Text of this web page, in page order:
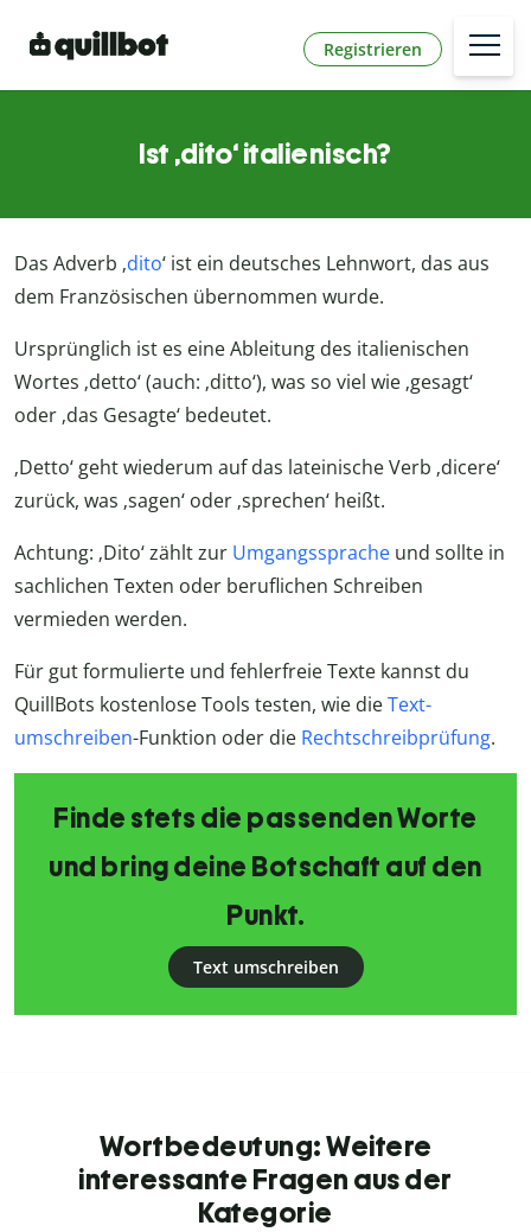
Registrieren
Ist ‚dito‘ italienisch?
Das Adverb ‚dito‘ ist ein deutsches Lehnwort, das aus
dem Französischen übernommen wurde.
Ursprünglich ist es eine Ableitung des italienischen
Wortes ‚detto‘ (auch: ‚ditto‘), was so viel wie ‚gesagt‘
oder ‚das Gesagte‘ bedeutet.
‚Detto‘ geht wiederum auf das lateinische Verb ‚dicere‘
zurück, was ‚sagen‘ oder ‚sprechen‘ heißt.
Achtung: ‚Dito‘ zählt zur Umgangssprache und sollte in
sachlichen Texten oder beruflichen Schreiben
vermieden werden.
Für gut formulierte und fehlerfreie Texte kannst du
QuillBots kostenlose Tools testen, wie dieText-
umschreiben-Funktion oder die Rechtschreibprüfung.
Finde stets die passenden Worte
und bring deine Botschaft auf den
Punkt.
Text umschreiben
Wortbedeutung: Weitere
interessante Fragen aus der
Kategorie